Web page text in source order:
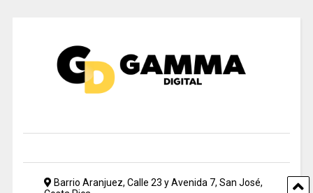
Barrio Aranjuez, Calle 23 y Avenida 7, San José,